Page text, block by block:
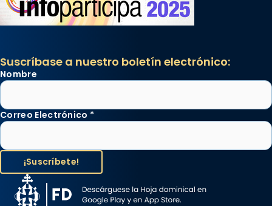
Suscríbase a nuestro boletín electrónico:
Nombre
Correo Electrónico *